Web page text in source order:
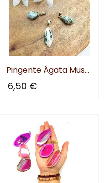
Pingente Ágata Musgo Gota
6,50 €